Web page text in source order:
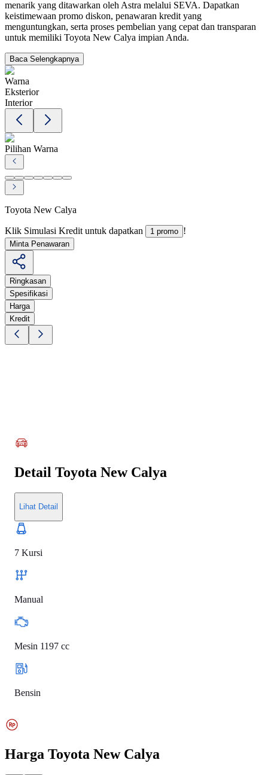
menarik yang ditawarkan oleh Astra melalui SEVA. Dapatkan
keistimewaan promo diskon, penawaran kredit yang
menguntungkan, serta proses pembelian yang cepat dan transparan
untuk memiliki Toyota New Calya impian Anda.
Baca Selengkapnya
Warna
Eksterior
Interior
Pilihan Warna
Toyota New Calya
Klik Simulasi Kredit untuk dapatkan 1 promo !
Minta Penawaran
Ringkasan
Spesifikasi
Harga
Kredit
Detail Toyota New Calya
Lihat Detail
7 Kursi
Manual
Mesin 1197 cc
Bensin
Harga Toyota New Calya